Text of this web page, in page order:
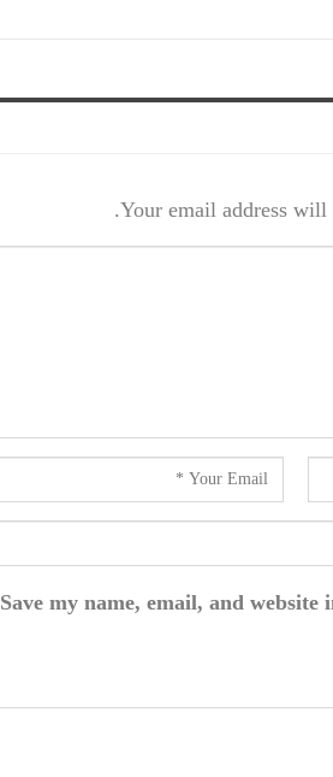
Your email address will
Save my name, email, and